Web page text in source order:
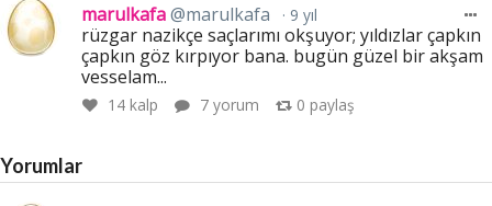
marulkafa@marulkafa 9 yıl
rüzgar nazikçe saçlarımı okşuyor; yıldızlar çapkın
çapkın göz kırpıyor bana. bugün güzel bir akşam
vesselam...
14kalp 7 yorum 0 paylaş
Yorumlar